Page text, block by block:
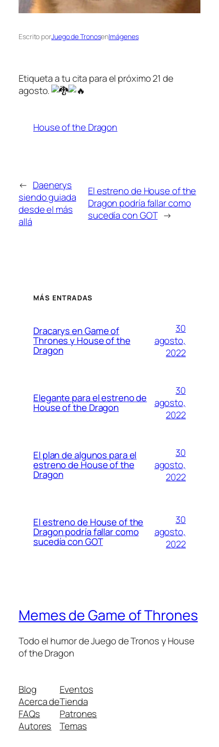
Escrito porJuego de TronosenImágenes
Etiqueta a tu cita para el próximo 21 de
agosto.
House of the Dragon
← Daenerys
siendo guiada
desde el más
allá
El estreno de House of the
Dragon podría fallar como
sucedía con GOT →
MÁS ENTRADAS
Dracarys en Game of
Thrones y House of the
Dragon
30
agosto,
2022
Elegante para el estreno de
House of the Dragon
30
agosto,
2022
El plan de algunos para el
estreno de House of the
Dragon
30
agosto,
2022
El estreno de House of the
Dragon podría fallar como
sucedía con GOT
30
agosto,
2022
Memes de Game of Thrones
Todo el humor de Juego de Tronos y House
of the Dragon
Blog
Acerca de
FAQs
Autores
Eventos
Tienda
Patrones
Temas